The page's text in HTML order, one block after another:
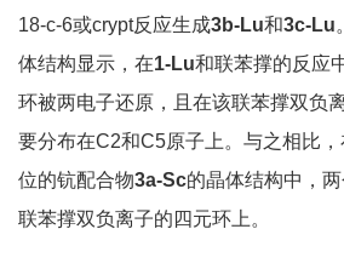
18-c-6或crypt反应生成3b-Lu和3c-Lu。
体结构显示，在1-Lu和联苯撑的反应
环被两电子还原，且在该联苯撑双负
要分布在C2和C5原子上。与之相比
位的钪配合物3a-Sc的晶体结构中，
联苯撑双负离子的四元环上。